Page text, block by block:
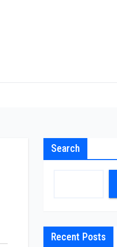
Search
Recent Posts